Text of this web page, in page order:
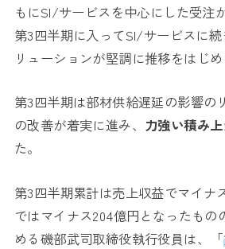
もにSI/サービスを中心にした受注
第3四半期に入ってSI/サービスに
リューションが堅調に推移をはじめ
第3四半期は部材供給遅延の影響の
の改善が着実に進み、 力強い積み上
た。
第3四半期累計は売上収益でマイナ
ではマイナス204億円となったもの
める磯部武司取締役執行役員は、「